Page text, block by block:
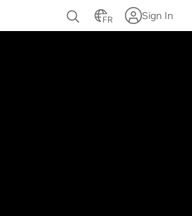
FR Sign In